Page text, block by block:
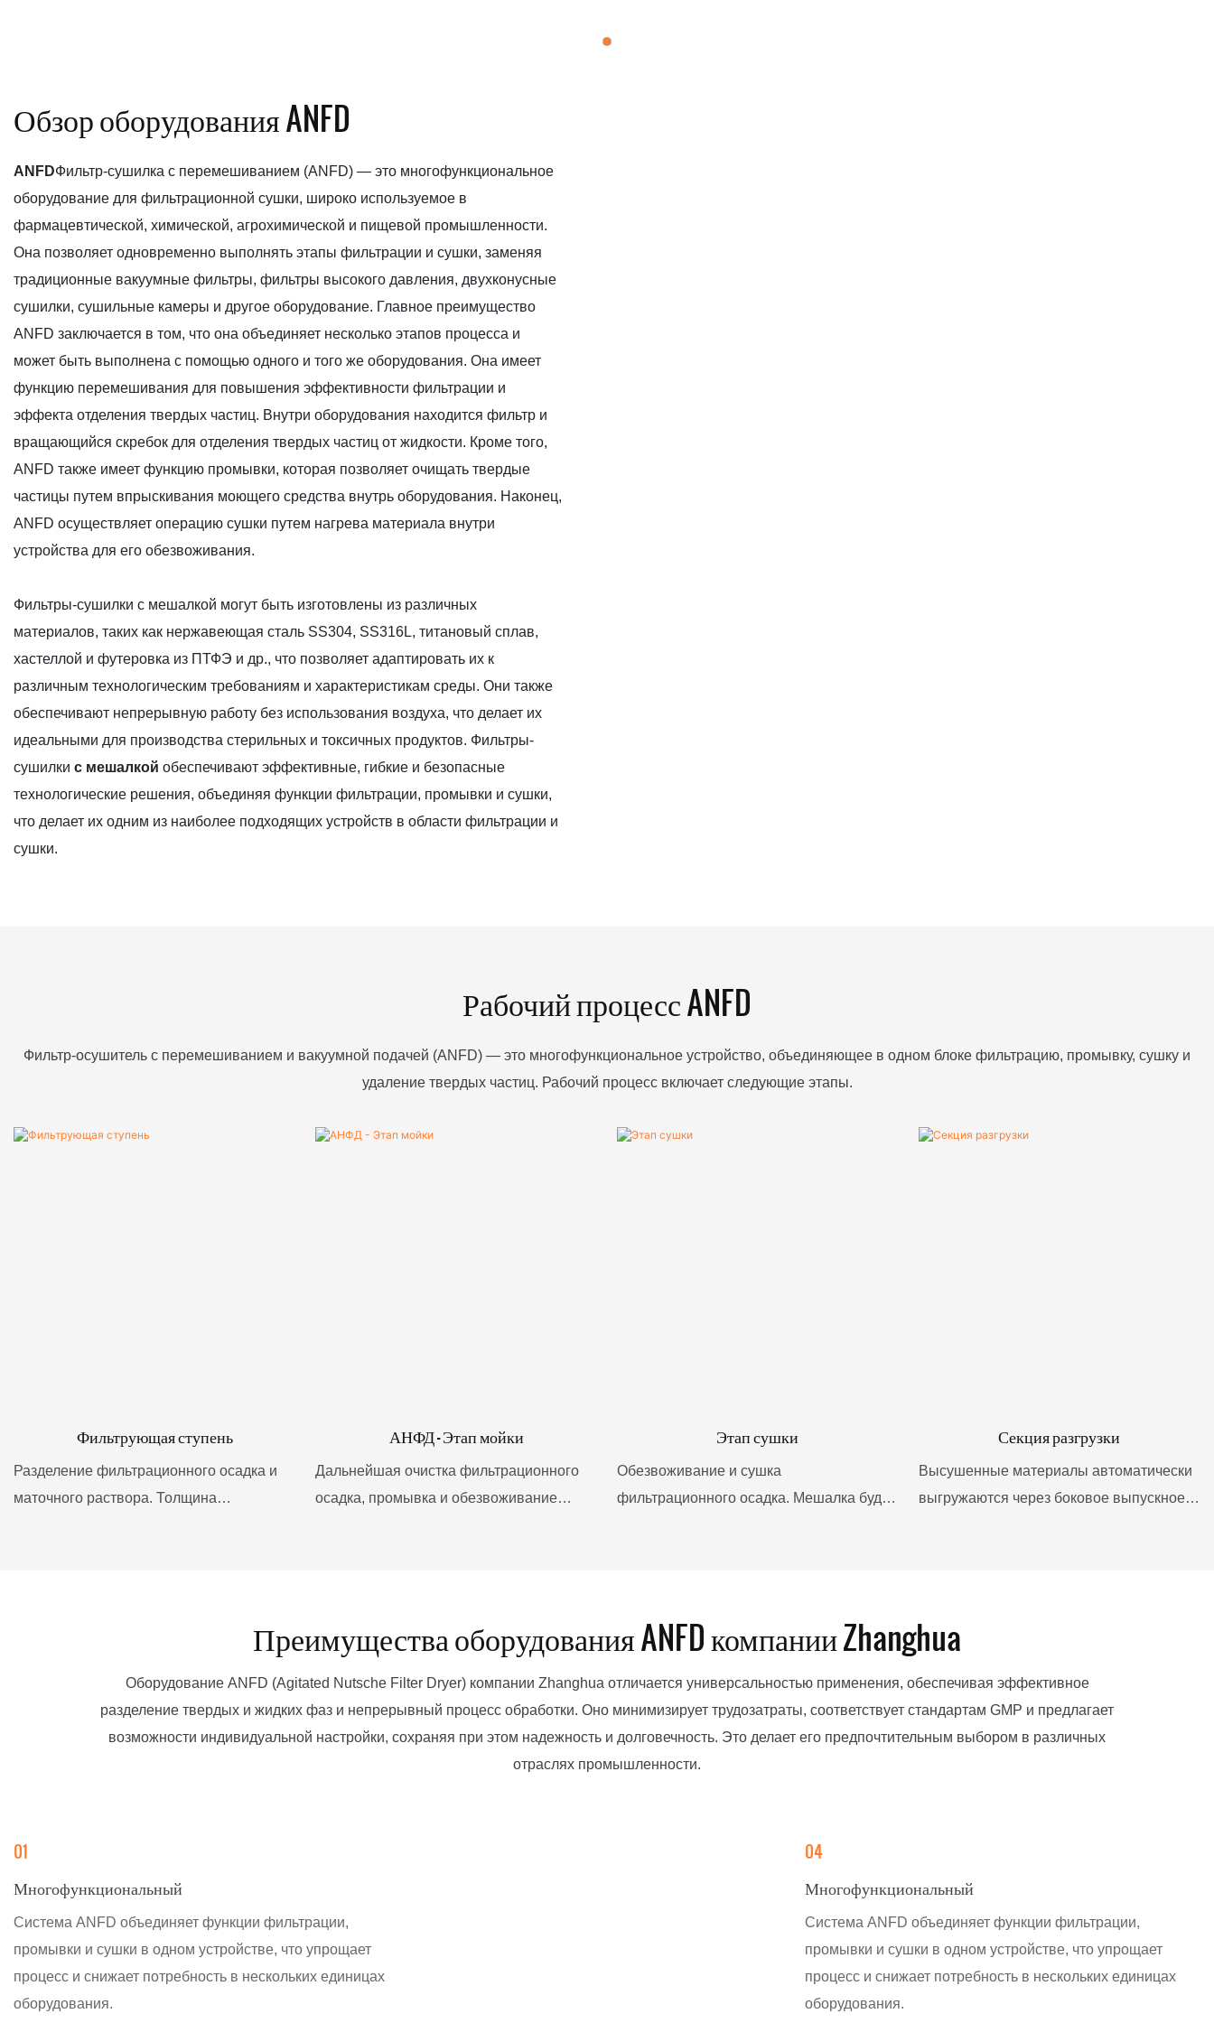
Обзор оборудования ANFD
ANFDФильтр-сушилка с перемешиванием (ANFD) — это многофункциональное
оборудование для фильтрационной сушки, широко используемое в
фармацевтической, химической, агрохимической и пищевой промышленности.
Она позволяет одновременно выполнять этапы фильтрации и сушки, заменяя
традиционные вакуумные фильтры, фильтры высокого давления, двухконусные
сушилки, сушильные камеры и другое оборудование. Главное преимущество
ANFD заключается в том, что она объединяет несколько этапов процесса и
может быть выполнена с помощью одного и того же оборудования. Она имеет
функцию перемешивания для повышения эффективности фильтрации и
эффекта отделения твердых частиц. Внутри оборудования находится фильтр и
вращающийся скребок для отделения твердых частиц от жидкости. Кроме того,
ANFD также имеет функцию промывки, которая позволяет очищать твердые
частицы путем впрыскивания моющего средства внутрь оборудования. Наконец,
ANFD осуществляет операцию сушки путем нагрева материала внутри
устройства для его обезвоживания.
Фильтры-сушилки с мешалкой могут быть изготовлены из различных
материалов, таких как нержавеющая сталь SS304, SS316L, титановый сплав,
хастеллой и футеровка из ПТФЭ и др., что позволяет адаптировать их к
различным технологическим требованиям и характеристикам среды. Они также
обеспечивают непрерывную работу без использования воздуха, что делает их
идеальными для производства стерильных и токсичных продуктов. Фильтры-
сушилки с мешалкой обеспечивают эффективные, гибкие и безопасные
технологические решения, объединяя функции фильтрации, промывки и сушки,
что делает их одним из наиболее подходящих устройств в области фильтрации и
сушки.
Рабочий процесс ANFD
Фильтр-осушитель с перемешиванием и вакуумной подачей (ANFD) — это многофункциональное устройство, объединяющее в одном блоке фильтрацию, промывку, сушку и
удаление твердых частиц. Рабочий процесс включает следующие этапы.
Фильтрующая ступень
Разделение фильтрационного осадка и
маточного раствора. Толщина
проходит через фильтрующий материал,
например, фильтровальную ткань или
пористую пластину, а твердые частицы
дальнейшую обработку или утилизацию
АНФД - Этап мойки
Дальнейшая очистка фильтрационного
осадка, промывка и обезвоживание
после чего фильтрационный осадок
можно полностью промыть.
Этап сушки
Обезвоживание и сушка
фильтрационного осадка. Мешалка будет
нагревать его. Кроме того, вакуум внутри
испарения; поступающий горячий азот
удалит влагу и ускорит процесс
обезвоживания.
Секция разгрузки
Высушенные материалы автоматически
выгружаются через боковое выпускное
Преимущества оборудования ANFD компании Zhanghua
Оборудование ANFD (Agitated Nutsche Filter Dryer) компании Zhanghua отличается универсальностью применения, обеспечивая эффективное
разделение твердых и жидких фаз и непрерывный процесс обработки. Оно минимизирует трудозатраты, соответствует стандартам GMP и предлагает
возможности индивидуальной настройки, сохраняя при этом надежность и долговечность. Это делает его предпочтительным выбором в различных
отраслях промышленности.
01
Многофункциональный
Система ANFD объединяет функции фильтрации,
промывки и сушки в одном устройстве, что упрощает
процесс и снижает потребность в нескольких единицах
оборудования.
04
Многофункциональный
Система ANFD объединяет функции фильтрации,
промывки и сушки в одном устройстве, что упрощает
процесс и снижает потребность в нескольких единицах
оборудования.